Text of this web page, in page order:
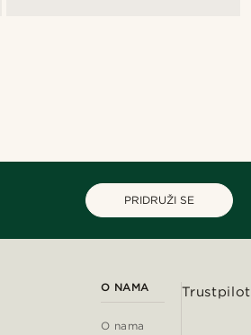
PRIDRUŽI SE
O NAMA
O nama
Trustpilot